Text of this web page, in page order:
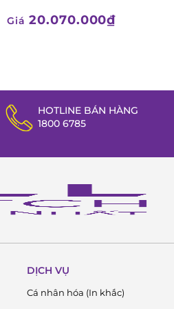
Giá 20.070.000₫
HOTLINE BÁN HÀNG
1800 6785
DỊCH VỤ
Cá nhân hóa (In khắc)